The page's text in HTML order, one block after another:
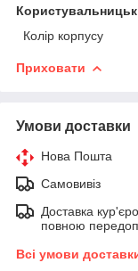
Колір корпусу
Приховати
Умови доставки
Нова Пошта
Самовивіз
Доставка
повною
Всі умови